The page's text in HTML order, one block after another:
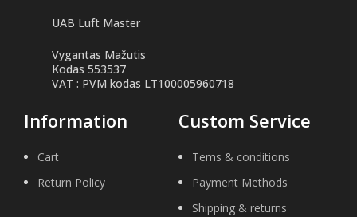
UAB Luft Master
Vygantas Mažutis
Kodas 553537
VAT : PVM kodas LT100005960718
Information
Cart
Return Policy
Custom Service
Tems & conditions
Payment Methods
Shipping & returns